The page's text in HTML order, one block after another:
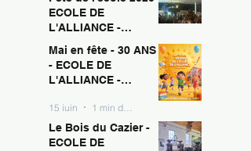
ECOLE DE
L'ALLIANCE -
SAMBRE
15 juin 1 min de lecture
Mai en fête - 30 ANS !
- ECOLE DE
L'ALLIANCE -
SAMBRE
15 juin
Le Bois du Cazier -
ECOLE DE